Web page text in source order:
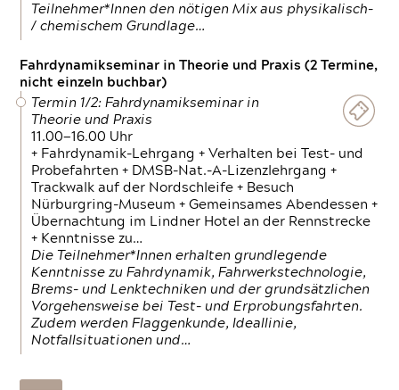
Teilnehmer*Innen den nötigen Mix aus physikalisch-
/ chemischem Grundlage…
Fahrdynamikseminar in Theorie und Praxis (2 Termine,
nicht einzeln buchbar)
Termin 1/2: Fahrdynamikseminar in
Theorie und Praxis
11.00—16.00 Uhr
+ Fahrdynamik-Lehrgang + Verhalten bei Test- und
Probefahrten + DMSB-Nat.-A-Lizenzlehrgang +
Trackwalk auf der Nordschleife + Besuch
Nürburgring-Museum + Gemeinsames Abendessen +
Übernachtung im Lindner Hotel an der Rennstrecke
+ Kenntnisse zu…
Die Teilnehmer*Innen erhalten grundlegende
Kenntnisse zu Fahrdynamik, Fahrwerkstechnologie,
Brems- und Lenktechniken und der grundsätzlichen
Vorgehensweise bei Test- und Erprobungsfahrten.
Zudem werden Flaggenkunde, Ideallinie,
Notfallsituationen und…